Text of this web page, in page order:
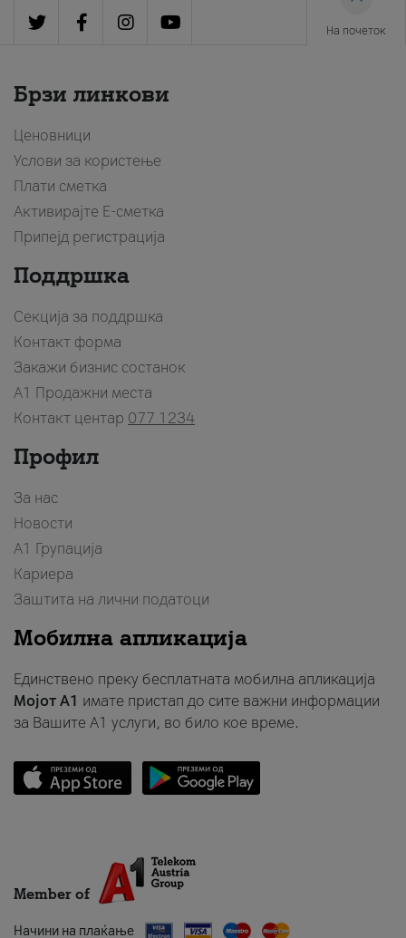
На почеток
Брзи линкови
Ценовници
Услови за користење
Плати сметка
Активирајте Е-сметка
Припејд регистрација
Поддршка
Секција за поддршка
Контакт форма
Закажи бизнис состанок
A1 Продажни места
Контакт центар 077 1234
Профил
За нас
Новости
А1 Групација
Кариера
Заштита на лични податоци
Мобилна апликација
Единствено преку бесплатната мобилна апликација
Мојот A1 имате пристап до сите важни информации
за Вашите A1 услуги, во било кое време.
Member of
Начини на плаќање